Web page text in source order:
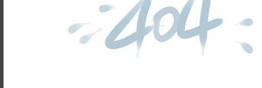
碧桂园珑悦
玉榕庄
旭辉时代
自建别墅
名门世家
绿野春天
姓名不能
为空
电话不能